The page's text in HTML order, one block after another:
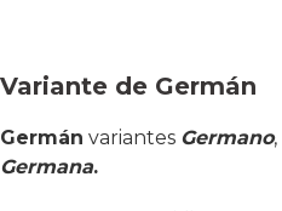
Variante de Germán
Germán variantes Germano,
Germana.